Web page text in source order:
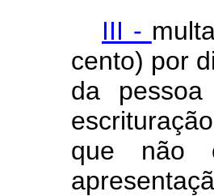
III -
cento) por
da
que não